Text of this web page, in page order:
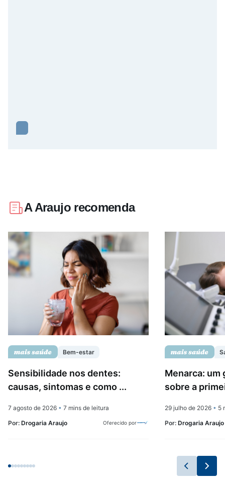
A Araujo recomenda
Bem-estar
Sensibilidade nos dentes:
causas, sintomas e como ...
7 agosto de 2026 • 7 mins de leitura
Por: Drogaria Araujo Oferecido por
Menarca: um
sobre a
29 julho de 2026 • 5
Por: Drogaria Araujo